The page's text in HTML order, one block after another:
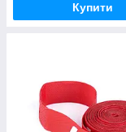
Купити